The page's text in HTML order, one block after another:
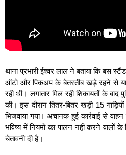
थाना प्रभारी ईश्वर लाल ने बताया कि बस
ऑटो और पिकअप के बेतरतीब खड़े रहने से
रही थी। लगातार मिल रही शिकायतों के बाद
की। इस दौरान तितर-बितर खड़ी 15
भिजवाया गया। अचानक हुई कार्रवाई से
भविष्य में नियमों का पालन नहीं करने वालों
चेतावनी दी है।